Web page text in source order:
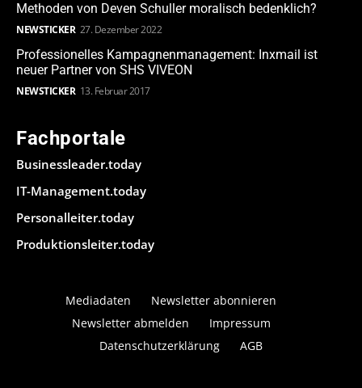
Methoden von Deven Schuller moralisch bedenklich?
NEWSTICKER 27. Dezember 2022
Professionelles Kampagnenmanagement: Inxmail ist
neuer Partner von SHS VIVEON
NEWSTICKER 13. Februar 2017
Fachportale
Businessleader.today
IT-Management.today
Personalleiter.today
Produktionsleiter.today
Mediadaten
Newsletter abonnieren
Newsletter abmelden
Impressum
Datenschutzerklärung
AGB